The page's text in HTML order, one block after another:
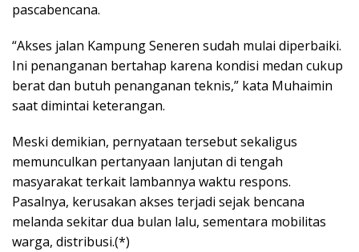
pascabencana.
“Akses jalan Kampung Seneren sudah mulai diperbaiki.
Ini penanganan bertahap karena kondisi medan cukup
berat dan butuh penanganan teknis,” kata Muhaimin
saat dimintai keterangan.
Meski demikian, pernyataan tersebut sekaligus
memunculkan pertanyaan lanjutan di tengah
masyarakat terkait lambannya waktu respons.
Pasalnya, kerusakan akses terjadi sejak bencana
melanda sekitar dua bulan lalu, sementara mobilitas
warga, distribusi.(*)